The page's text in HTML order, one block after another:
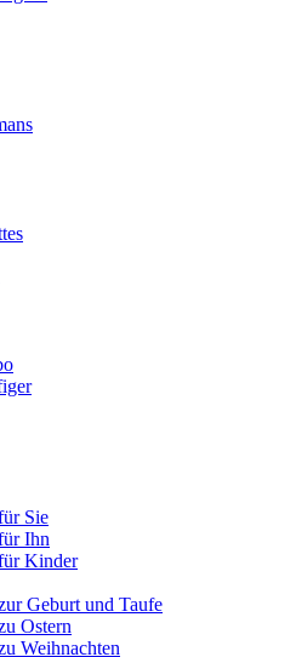
Sie
Ihn
Kinder
Geburt und Taufe
Ostern
Weihnachten